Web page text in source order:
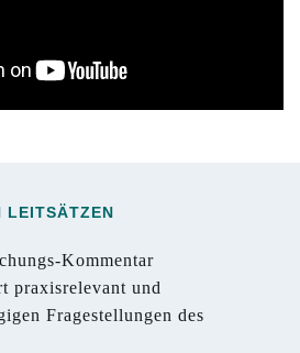
LEITSÄTZEN
Kommentar
praxisrelevant und
Fragestellungen des